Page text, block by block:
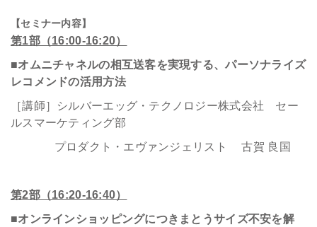
【セミナー内容】
第1部（16:00-16:20）
■オムニチャネルの相互送客を実現する、パーソナライズ
レコメンドの活用方法
［講師］シルバーエッグ・テクノロジー株式会社 セー
ルスマーケティング部
プロダクト・エヴァンジェリスト 古賀 良国
第2部（16:20-16:40）
■オンラインショッピングにつきまとうサイズ不安を解